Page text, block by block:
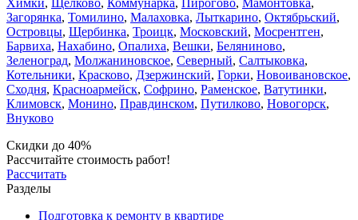
Химки, Щелково, Коммунарка, Пирогово, Мамонтовка,
Загорянка, Томилино, Малаховка, Лыткарино, Октябрьский,
Островцы, Щербинка, Троицк, Московский, Мосрентген,
Барвиха, Нахабино, Опалиха, Вешки, Беляниново,
Зеленоград, Молжаниновское, Северный, Салтыковка,
Котельники, Красково, Дзержинский, Горки, Новоивановское,
Сходня, Красноармейск, Софрино, Раменское, Ватутинки,
Климовск, Монино, Правдинском, Путилково, Новогорск,
Внуково
Скидки до 40%
Рассчитайте стоимость работ!
Рассчитать
Разделы
Подготовка к ремонту в квартире